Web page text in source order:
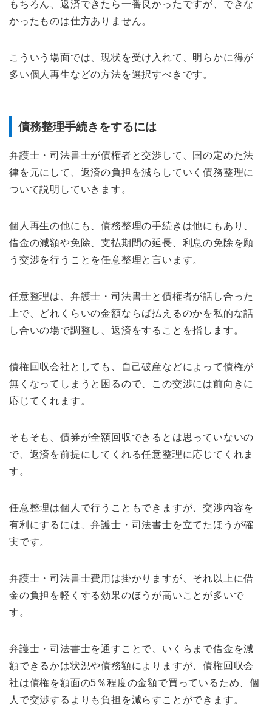
もちろん、返済できたら一番良かったですが、できな
かったものは仕方ありません。
こういう場面では、現状を受け入れて、明らかに得が
多い個人再生などの方法を選択すべきです。
債務整理手続きをするには
弁護士・司法書士が債権者と交渉して、国の定めた法
律を元にして、返済の負担を減らしていく債務整理に
ついて説明していきます。
個人再生の他にも、債務整理の手続きは他にもあり、
借金の減額や免除、支払期間の延長、利息の免除を願
う交渉を行うことを任意整理と言います。
任意整理は、弁護士・司法書士と債権者が話し合った
上で、どれくらいの金額ならば払えるのかを私的な話
し合いの場で調整し、返済をすることを指します。
債権回収会社としても、自己破産などによって債権が
無くなってしまうと困るので、この交渉には前向きに
応じてくれます。
そもそも、債券が全額回収できるとは思っていないの
で、返済を前提にしてくれる任意整理に応じてくれま
す。
任意整理は個人で行うこともできますが、交渉内容を
有利にするには、弁護士・司法書士を立てたほうが確
実です。
弁護士・司法書士費用は掛かりますが、それ以上に借
金の負担を軽くする効果のほうが高いことが多いで
す。
弁護士・司法書士を通すことで、いくらまで借金を減
額できるかは状況や債務額によりますが、債権回収会
社は債権を額面の5％程度の金額で買っているため、個
人で交渉するよりも負担を減らすことができます。